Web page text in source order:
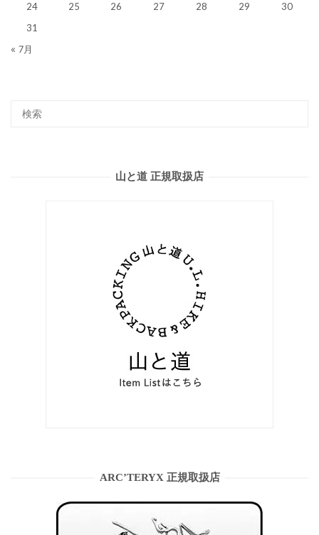
24
25 26 27 28 29
30
31
« 7月
山と道 正規取扱店
ARC’TERYX 正規取扱店